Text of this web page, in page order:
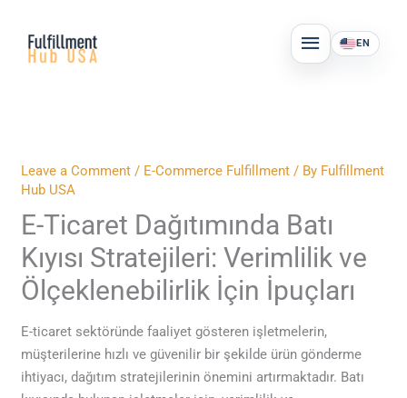
content
MAIN
MENU
EN
Leave a Comment / E-Commerce Fulfillment / By Fulfillment
Hub USA
E-Ticaret Dağıtımında Batı
Kıyısı Stratejileri: Verimlilik ve
Ölçeklenebilirlik İçin İpuçları
E-ticaret sektöründe faaliyet gösteren işletmelerin,
müşterilerine hızlı ve güvenilir bir şekilde ürün gönderme
ihtiyacı, dağıtım stratejilerinin önemini artırmaktadır. Batı